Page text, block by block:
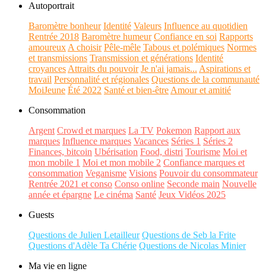
Autoportrait
Baromètre bonheur Identité Valeurs Influence au quotidien
Rentrée 2018 Baromètre humeur Confiance en soi Rapports
amoureux A choisir Pêle-mêle Tabous et polémiques Normes
et transmissions Transmission et générations Identité
croyances Attraits du pouvoir Je n'ai jamais... Aspirations et
travail Personnalité et régionales Questions de la communauté
MoiJeune Été 2022 Santé et bien-être Amour et amitié
Consommation
Argent Crowd et marques La TV Pokemon Rapport aux
marques Influence marques Vacances Séries 1 Séries 2
Finances, bitcoin Ubérisation Food, distri Tourisme Moi et
mon mobile 1 Moi et mon mobile 2 Confiance marques et
consommation Veganisme Visions Pouvoir du consommateur
Rentrée 2021 et conso Conso online Seconde main Nouvelle
année et épargne Le cinéma Santé Jeux Vidéos 2025
Guests
Questions de Julien Letailleur Questions de Seb la Frite
Questions d'Adèle Ta Chérie Questions de Nicolas Minier
Ma vie en ligne